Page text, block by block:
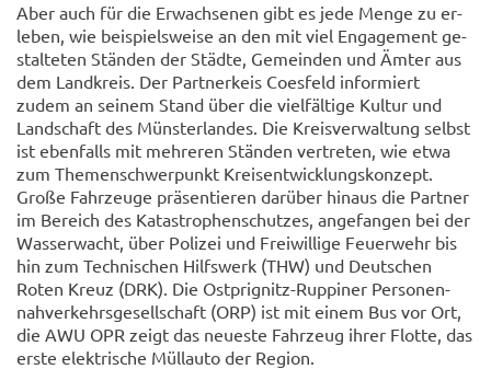
Aber auch für die Er­wach­se­nen gibt es jede Menge zu er­
le­ben, wie bei­spiels­wei­se an den mit viel En­ga­ge­ment ge­
stal­te­ten Stän­den der Städ­te, Ge­mein­den und Ämter aus
dem Land­kreis. Der Part­ner­keis Coes­feld in­for­miert
zudem an sei­nem Stand über die viel­fäl­ti­ge Kul­tur und
Land­schaft des Müns­ter­lan­des. Die Kreis­ver­wal­tung selbst
ist eben­falls mit meh­re­ren Stän­den ver­tre­ten, wie etwa
zum The­men­schwer­punkt Kreis­ent­wick­lungs­kon­zept.
Große Fahr­zeu­ge prä­sen­tie­ren dar­über hin­aus die Part­ner
im Be­reich des Ka­ta­stro­phen­schut­zes, an­ge­fan­gen bei der
Was­ser­wacht, über Po­li­zei und Frei­wil­li­ge Feu­er­wehr bis
hin zum Tech­ni­schen Hilfs­werk (THW) und Deut­schen
Roten Kreuz (DRK). Die Ostprignitz-​Ruppiner Per­so­nen­
nah­ver­kehrs­ge­sell­schaft (ORP) ist mit einem Bus vor Ort,
die AWU OPR zeigt das neu­es­te Fahr­zeug ihrer Flot­te, das
erste elek­tri­sche Müll­au­to der Re­gi­on.